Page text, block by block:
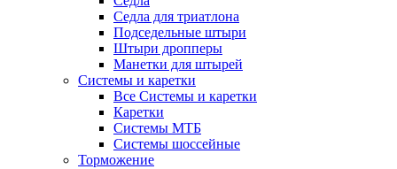
Седла для триатлона
Подседельные штыри
Штыри дропперы
Манетки для штырей
Системы и каретки
Все Системы и каретки
Каретки
Системы МТБ
Системы шоссейные
Торможение